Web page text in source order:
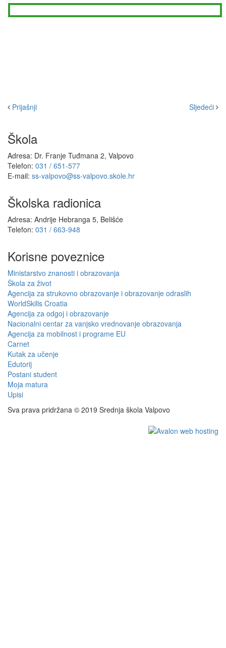
Prijašnji Sljedeći
Škola
Adresa: Dr. Franje Tuđmana 2, Valpovo
Telefon: 031 / 651-577
E-mail: ss-valpovo@ss-valpovo.skole.hr
Školska radionica
Adresa: Andrije Hebranga 5, Belišće
Telefon: 031 / 663-948
Korisne poveznice
Ministarstvo znanosti i obrazovanja
Škola za život
Agencija za strukovno obrazovanje i obrazovanje odraslih
WorldSkills Croatia
Agencija za odgoj i obrazovanje
Nacionalni centar za vanjsko vrednovanje obrazovanja
Agencija za mobilnost i programe EU
Carnet
Kutak za učenje
Edutorij
Postani student
Moja matura
Upisi
Sva prava pridržana © 2019 Srednja škola Valpovo